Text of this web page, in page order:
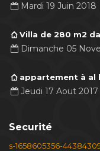
Mardi 19 Juin 2018
Villa de 280 m2
Dimanche 05
appartement à al
Jeudi 17 Aout 2017
Securité
s-1658605356-